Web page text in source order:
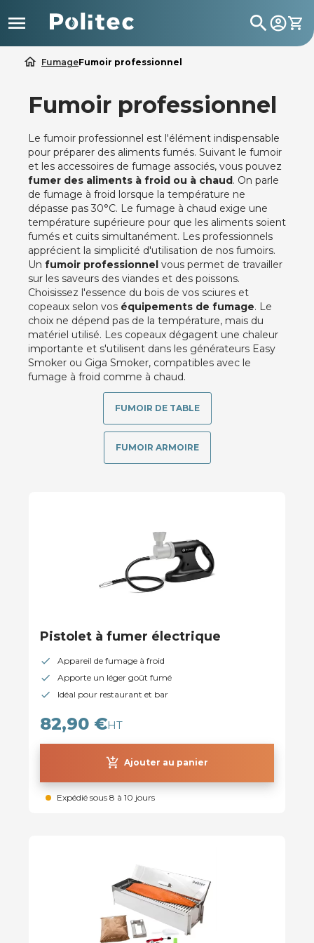
 search
home FumageFumoir professionnel
Fumoir professionnel
Le fumoir professionnel est l'élément indispensable
pour préparer des aliments fumés. Suivant le fumoir
et les accessoires de fumage associés, vous pouvez
fumer des aliments à froid ou à chaud. On parle
de fumage à froid lorsque la température ne
dépasse pas 30°C. Le fumage à chaud exige une
température supérieure pour que les aliments soient
fumés et cuits simultanément. Les professionnels
apprécient la simplicité d'utilisation de nos fumoirs.
Un fumoir professionnel vous permet de travailler
sur les saveurs des viandes et des poissons.
Choisissez l'essence du bois de vos sciures et
copeaux selon vos équipements de fumage. Le
choix ne dépend pas de la température, mais du
matériel utilisé. Les copeaux dégagent une chaleur
importante et s'utilisent dans les générateurs Easy
Smoker ou Giga Smoker, compatibles avec le
fumage à froid comme à chaud.
FUMOIR DE TABLE
FUMOIR ARMOIRE
Pistolet à fumer électrique
Appareil de fumage à froid
Apporte un léger goût fumé
Idéal pour restaurant et bar
82,90 €HT
add_shopping_cart Ajouter au panier
Expédié sous 8 à 10 jours